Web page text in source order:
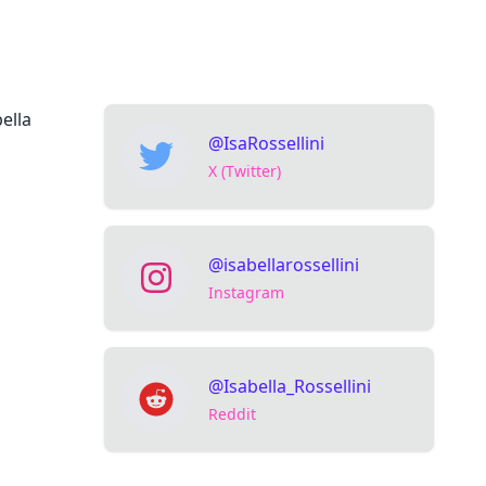
@IsaRossellini
X (Twitter)
@isabellarossellini
Instagram
@Isabella_Rossellini
Reddit